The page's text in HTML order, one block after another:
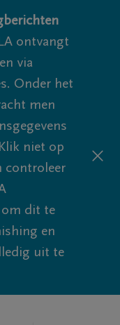
ontvangt
via
Onder het
men
niet op
controleer
om dit te
en
uit te